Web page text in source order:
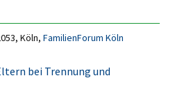
Köln,FamilienForum Köln
bei Trennung und